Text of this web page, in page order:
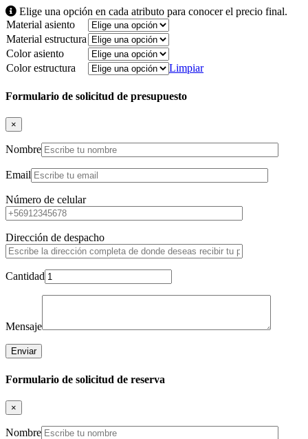
Elige una opción en cada atributo para conocer el precio final.
Material asiento
Material estructura
Color asiento
Color estructura
Limpiar
Formulario de solicitud de presupuesto
×
Nombre
Email
Número de celular
Dirección de despacho
Cantidad
Mensaje
Formulario de solicitud de reserva
×
Nombre